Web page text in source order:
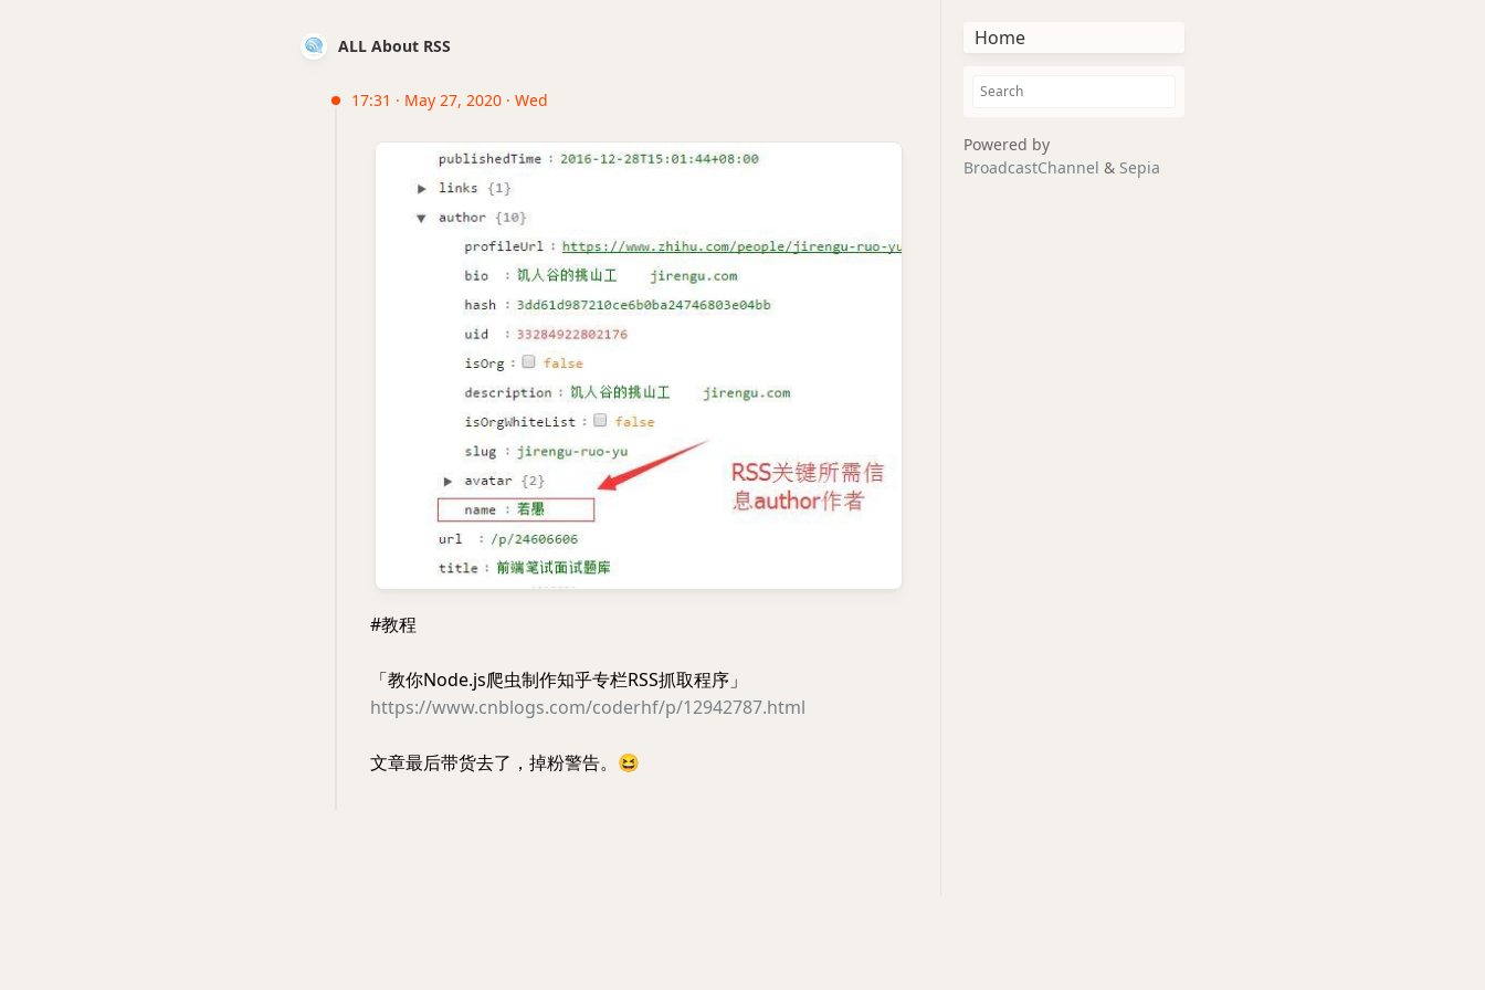
ALL About RSS
17:31 · May 27, 2020 · Wed
#教程
「教你Node.js爬虫制作知乎专栏RSS抓取程序」
https://www.cnblogs.com/coderhf/p/12942787.html
文章最后带货去了，掉粉警告。 😆
Home
Powered by
BroadcastChannel & Sepia